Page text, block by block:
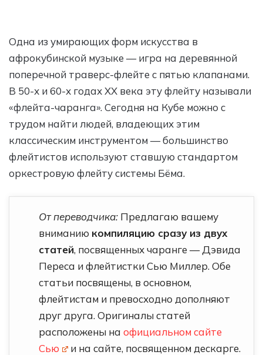
Одна из умирающих форм искусства в
афрокубинской музыке — игра на деревянной
поперечной траверс-флейте с пятью клапанами.
В 50-х и 60-х годах XX века эту флейту называли
«флейта-чаранга». Сегодня на Кубе можно с
трудом найти людей, владеющих этим
классическим инструментом — большинство
флейтистов используют ставшую стандартом
оркестровую флейту системы Бёма.
От переводчика: Предлагаю вашему
вниманию компиляцию сразу из двух
статей, посвященных чаранге — Дэвида
Переса и флейтистки Сью Миллер. Обе
статьи посвящены, в основном,
флейтистам и превосходно дополняют
друг друга. Оригиналы статей
расположены на официальном сайте
Сью
и на сайте, посвященном дескарге.